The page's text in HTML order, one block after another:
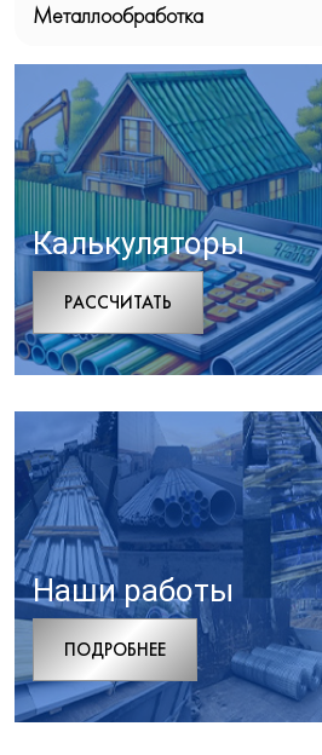
Металлообработка
Калькуляторы
РАCСЧИТАТЬ
Наши работы
ПОДРОБНЕЕ